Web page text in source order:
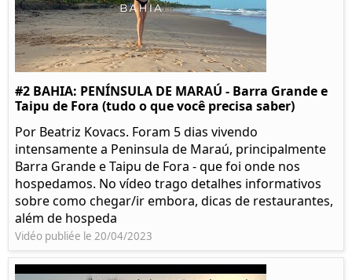
#2 BAHIA: PENÍNSULA DE MARAÚ - Barra Grande e
Taipu de Fora (tudo o que você precisa saber)
Por Beatriz Kovacs. Foram 5 dias vivendo
intensamente a Peninsula de Maraú, principalmente
Barra Grande e Taipu de Fora - que foi onde nos
hospedamos. No vídeo trago detalhes informativos
sobre como chegar/ir embora, dicas de restaurantes,
além de hospeda
Vidéo publiée le 20/04/2023